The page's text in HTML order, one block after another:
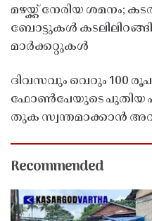
മഴയ്ക്ക് നേരിയ ശമനം;
ബോട്ടുകൾ
മാർക്കറ്റുകൾ
ദിവസവും വെറും 100 രൂപ
ഫോൺപേയുടെ പുതിയ
തുക സ്വന്തമാക്കാൻ
Recommended